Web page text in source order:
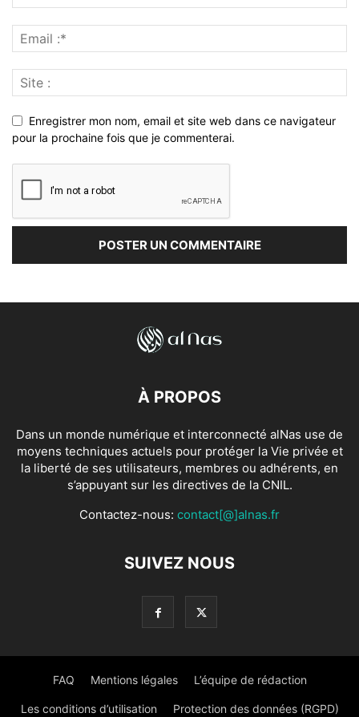
Enregistrer mon nom, email et site web dans ce navigateur
pour la prochaine fois que je commenterai.
À PROPOS
Dans un monde numérique et interconnecté alNas use de
moyens techniques actuels pour protéger la Vie privée et
la liberté de ses utilisateurs, membres ou adhérents, en
s’appuyant sur les directives de la CNIL.
Contactez-nous: contact[@]alnas.fr
SUIVEZ NOUS
FAQ Mentions légales L’équipe de rédaction
Les conditions d’utilisation Protection des données (RGPD)